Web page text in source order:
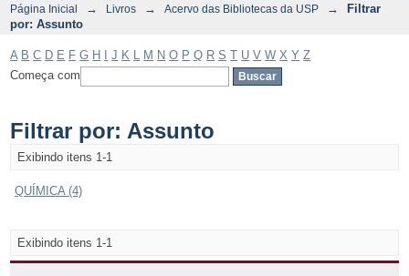
Página Inicial → Livros → Acervo das Bibliotecas da USP →
Filtrar
por: Assunto
A B C D E F G H J K M N O P Q R S T U V W X Y Z
Começa com
Filtrar por: Assunto
Exibindo itens 1-1
QUÍMICA (4)
Exibindo itens 1-1